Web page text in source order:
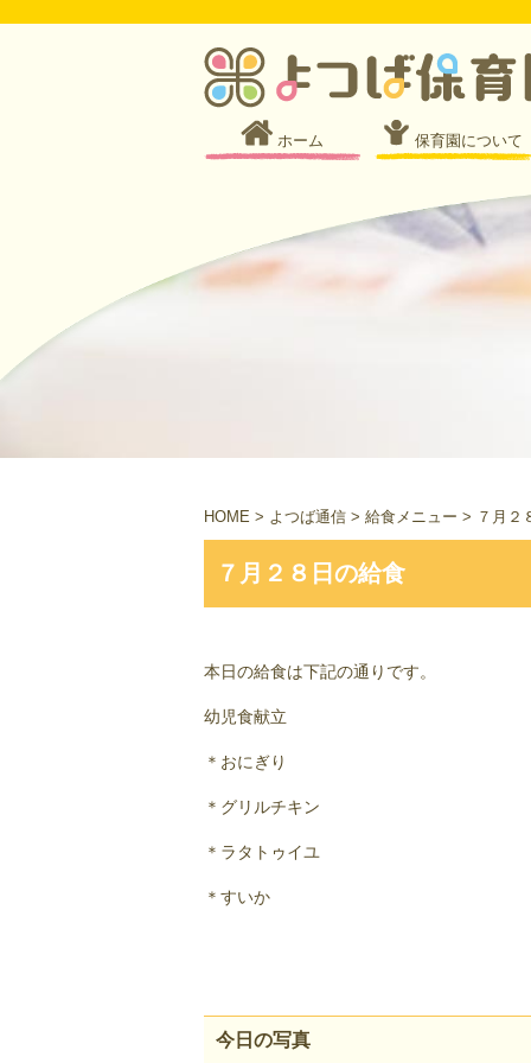
ホーム 保育園について
HOME > よつば通信 > 給食メニュー > ７月２
７月２８日の給食
本日の給食は下記の通りです。
幼児食献立
＊おにぎり
＊グリルチキン
＊ラタトゥイユ
＊すいか
今日の写真